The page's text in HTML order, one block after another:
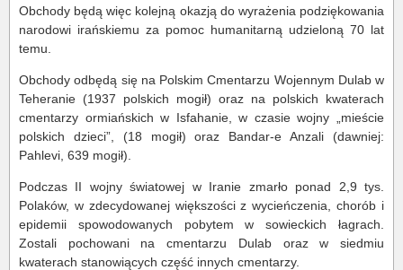
Obchody będą więc kolejną okazją do wyrażenia podziękowania
narodowi irańskiemu za pomoc humanitarną udzieloną 70 lat
temu.
Obchody odbędą się na Polskim Cmentarzu Wojennym Dulab w
Teheranie (1937 polskich mogił) oraz na polskich kwaterach
cmentarzy ormiańskich w Isfahanie, w czasie wojny „mieście
polskich dzieci”, (18 mogił) oraz Bandar-e Anzali (dawniej:
Pahlevi, 639 mogił).
Podczas II wojny światowej w Iranie zmarło ponad 2,9 tys.
Polaków, w zdecydowanej większości z wycieńczenia, chorób i
epidemii spowodowanych pobytem w sowieckich łagrach.
Zostali pochowani na cmentarzu Dulab oraz w siedmiu
kwaterach stanowiących część innych cmentarzy.